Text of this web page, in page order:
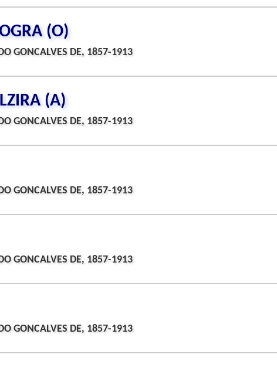
(O)
GONCALVES DE, 1857-1913
(A)
GONCALVES DE, 1857-1913
GONCALVES DE, 1857-1913
GONCALVES DE, 1857-1913
GONCALVES DE, 1857-1913